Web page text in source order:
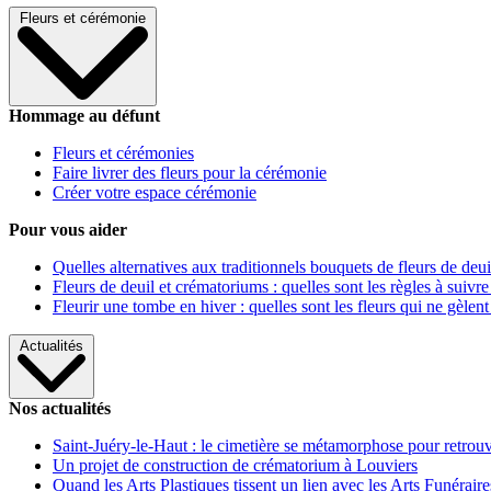
Fleurs et cérémonie
Hommage au défunt
Fleurs et cérémonies
Faire livrer des fleurs pour la cérémonie
Créer votre espace cérémonie
Pour vous aider
Quelles alternatives aux traditionnels bouquets de fleurs de
Fleurs de deuil et crématoriums : quelles sont les règles à
Fleurir une tombe en hiver : quelles sont les fleurs qui ne gèlent
Actualités
Nos actualités
Saint-Juéry-le-Haut : le cimetière se métamorphose pour
Un projet de construction de crématorium à Louviers
Quand les Arts Plastiques tissent un lien avec les Arts